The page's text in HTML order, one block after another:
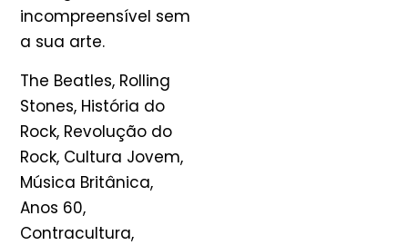
incompreensível sem
a sua arte.
The Beatles, Rolling
Stones, História do
Rock, Revolução do
Rock, Cultura Jovem,
Música Britânica,
Anos 60,
Contracultura,